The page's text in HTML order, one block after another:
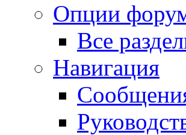
Опции
Все
Навигация